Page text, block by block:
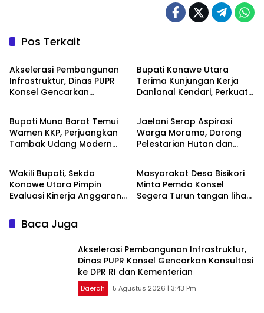
Pos Terkait
Daerah
Akselerasi Pembangunan
Infrastruktur, Dinas PUPR
Konsel Gencarkan
Bupati Konawe Utara
Terima Kunjungan Kerja
Danlanal Kendari, Perkuat
Daerah
‎Bupati Muna Barat Temui
Wamen KKP, Perjuangkan
Tambak Udang Modern
Advertorial
Jaelani Serap Aspirasi
Warga Moramo, Dorong
Pelestarian Hutan dan
Advertorial
Wakili Bupati, Sekda
Konawe Utara Pimpin
Evaluasi Kinerja Anggaran
Daerah
Masyarakat Desa Bisikori
Minta Pemda Konsel
Segera Turun tangan lihat
Baca Juga
Akselerasi Pembangunan Infrastruktur,
Dinas PUPR Konsel Gencarkan Konsultasi
ke DPR RI dan Kementerian
Daerah 5 Agustus 2026 | 3:43 Pm